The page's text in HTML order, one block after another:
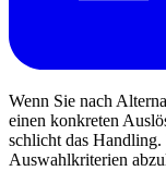
Wenn Sie nach
einen konkreten
schlicht das
Auswahlkriterien